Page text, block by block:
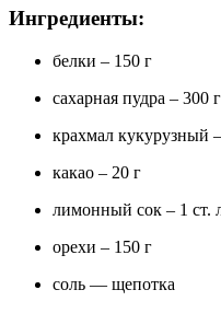
Ингредиенты:
белки – 150 г
сахарная пудра – 300 г
крахмал кукурузный
какао – 20 г
лимонный сок – 1 ст.
орехи – 150 г
соль — щепотка